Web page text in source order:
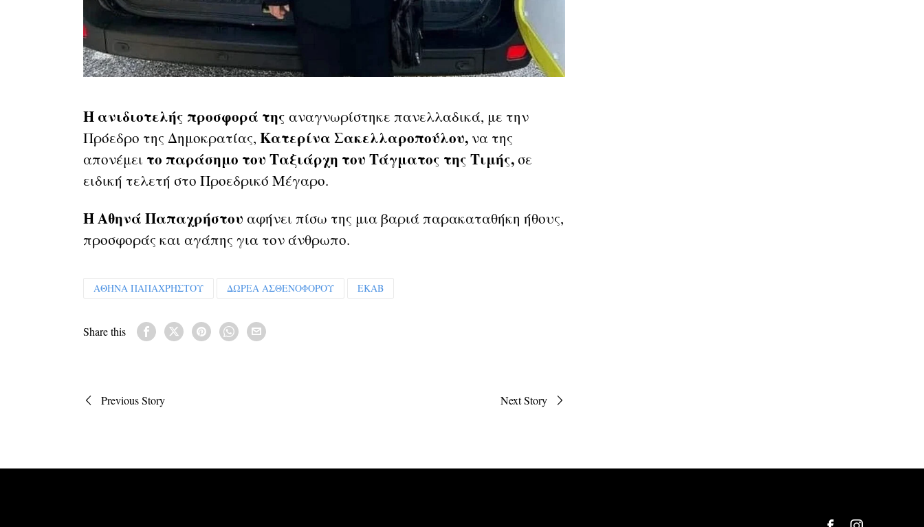
Η ανιδιοτελής προσφορά της αναγνωρίστηκε πανελλαδικά, με την
Πρόεδρο της Δημοκρατίας, Κατερίνα Σακελλαροπούλου,να της
απονέμει το παράσημο του Ταξιάρχη του Τάγματος της Τιμής, σε
ειδική τελετή στο Προεδρικό Μέγαρο.
Η Αθηνά Παπαχρήστου αφήνει πίσω της μια βαριά παρακαταθήκη ήθους,
προσφοράς και αγάπης για τον άνθρωπο.
ΑΘΗΝΑ ΠΑΠΑΧΡΗΣΤΟΥ ΔΩΡΕΑ ΑΣΘΕΝΟΦΟΡΟΥ ΕΚΑΒ
Share this
Πλοήγηση
Previous Story Next Story